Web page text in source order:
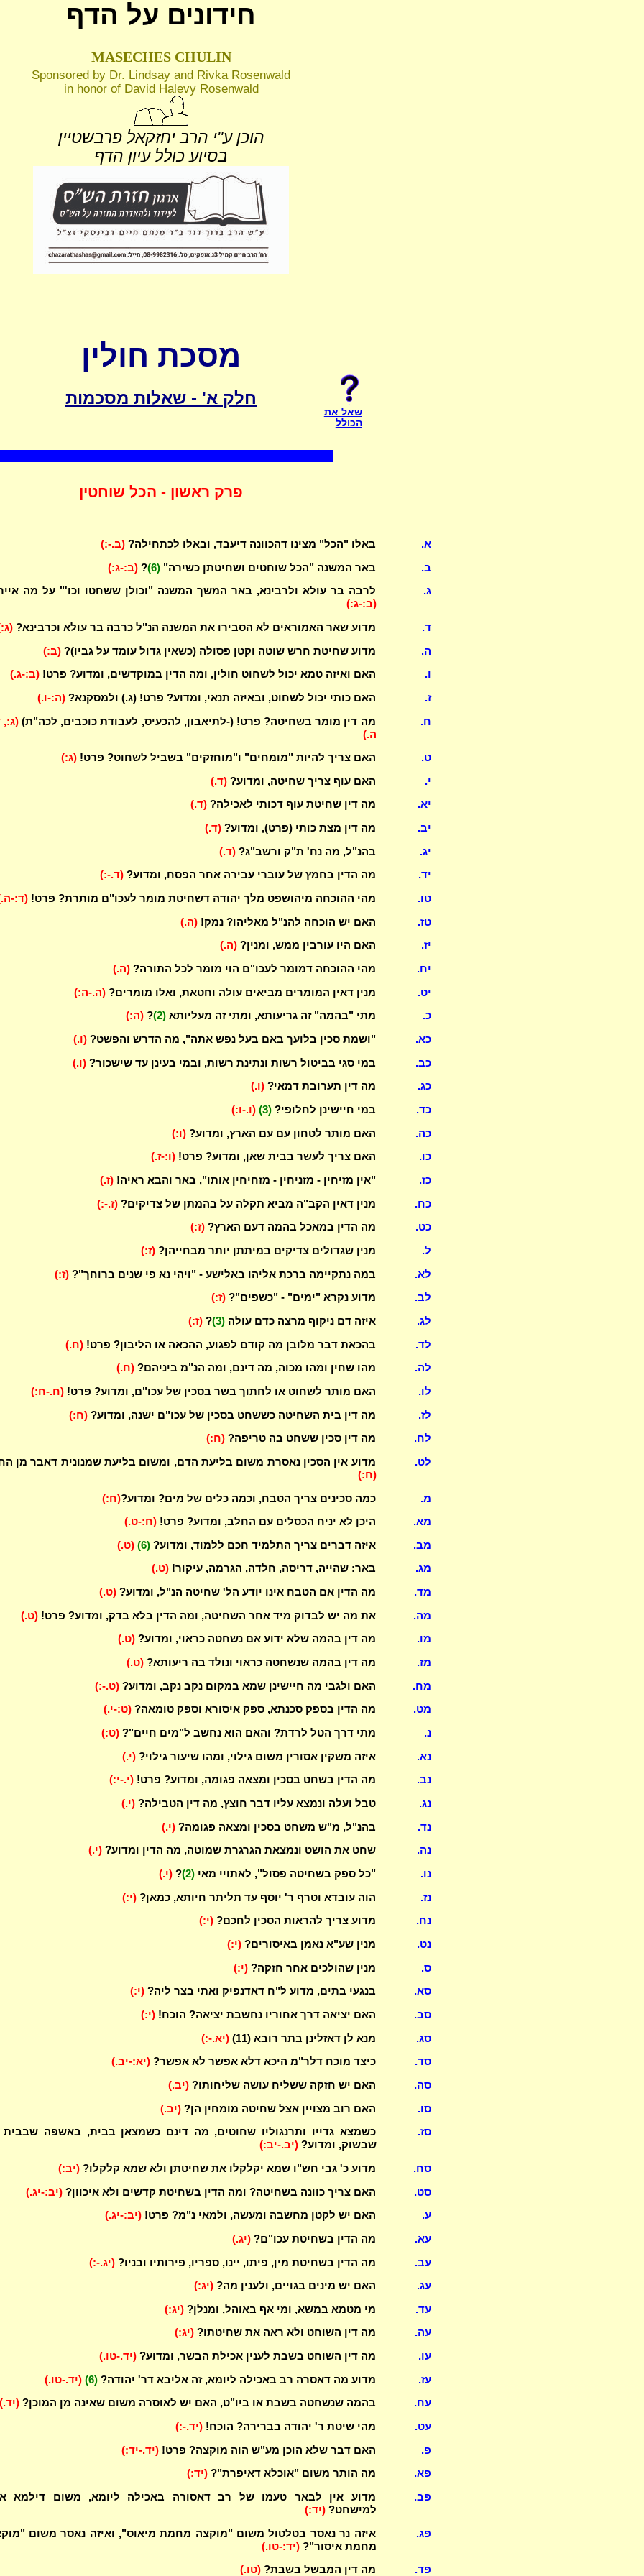
חידונים על הדף
MASECHES CHULIN
Sponsored by Dr. Lindsay and Rivka Rosenwald
in honor of David Halevy Rosenwald
הוכן ע"י הרב יחזקאל פרבשטיין
בסיוע כולל עיון הדף
מסכת חולין
חלק א' - שאלות מסכמות
שאל את
הכולל
פרק ראשון - הכל שוחטין
א. באלו "הכל" מצינו דהכוונה דיעבד, ובאלו לכתחילה?(ב.-:)
ב. באר המשנה "הכל שוחטים ושחיטתן כשירה"(6)
?(ב:-ג:)
ג.
לרבה בר עולא ולרבינא, באר המשך המשנה "וכולן ששחטו וכו'" על מה
(ב:-ג:)
ד. מדוע שאר האמוראים לא הסבירו את המשנה הנ"ל כרבה בר עולא וכרבינא?
ה. מדוע שחיטת חרש שוטה וקטן פסולה (כשאין גדול עומד על גביו)?(ב:)
ו. האם ואיזה טמא יכול לשחוט חולין, ומה הדין במוקדשים, ומדוע? פרט!(ב:-ג.)
ז. האם כותי יכול לשחוט, ובאיזה תנאי, ומדוע? פרט! (ג.) ולמסקנא?(ה:-ו.)
ח. מה דין מומר בשחיטה? פרט! (-לתיאבון, להכעיס, לעבודת כוכבים, לכה"ת)(ג:,
ה.)
ט. האם צריך להיות "מומחים" ו"מוחזקים" בשביל לשחוט? פרט!(ג:)
י. האם עוף צריך שחיטה, ומדוע?(ד.)
יא. מה דין שחיטת עוף דכותי לאכילה?(ד.)
יב. מה דין מצת כותי (פרט), ומדוע?(ד.)
יג. בהנ"ל, מה נח' ת"ק ורשב"ג?(ד.)
יד. מה הדין בחמץ של עוברי עבירה אחר הפסח, ומדוע?(ד.-:)
טו. מהי ההוכחה מיהושפט מלך יהודה דשחיטת מומר לעכו"ם מותרת? פרט!(ד:-
טז. האם יש הוכחה להנ"ל מאליהו? נמק!(ה.)
יז. האם היו עורבין ממש, ומנין?(ה.)
יח. מהי ההוכחה דמומר לעכו"ם הוי מומר לכל התורה?(ה.)
יט. מנין דאין המומרים מביאים עולה וחטאת, ואלו מומרים?(ה.-ה:)
כ. מתי "בהמה" זה גריעותא, ומתי זה מעליותא(2)
?(ה:)
כא. "ושמת סכין בלועך באם בעל נפש אתה", מה הדרש והפשט?(ו.)
כב. במי סגי בביטול רשות ונתינת רשות, ובמי בעינן עד שישכור?(ו.)
כג. מה דין תערובת דמאי?(ו.)
כד. במי חיישינן לחלופי?(3) (ו.-ו:)
כה. האם מותר לטחון עם עם הארץ, ומדוע?(ו:)
כו. האם צריך לעשר בבית שאן, ומדוע? פרט!(ו:-ז.)
כז. "אין מזיחין - מזניחין - מזחיחין אותו", באר והבא ראיה!(ז.)
כח. מנין דאין הקב"ה מביא תקלה על בהמתן של צדיקים?(ז.-:)
כט. מה הדין במאכל בהמה דעם הארץ?(ז:)
ל. מנין שגדולים צדיקים במיתתן יותר מבחייהן?(ז:)
לא. במה נתקיימה ברכת אליהו באלישע - "ויהי נא פי שנים ברוחך"?(ז:)
לב. מדוע נקרא "ימים" - "כשפים"?(ז:)
לג. איזה דם ניקוף מרצה כדם עולה(3)
?(ז:)
לד. בהכאת דבר מלובן מה קודם לפגוע, ההכאה או הליבון? פרט!(ח.)
לה. מהו שחין ומהו מכוה, מה דינם, ומה הנ"מ ביניהם?(ח.)
לו. האם מותר לשחוט או לחתוך בשר בסכין של עכו"ם, ומדוע? פרט!(ח.-ח:)
לז. מה דין בית השחיטה כששחט בסכין של עכו"ם ישנה, ומדוע?(ח:)
לח. מה דין סכין ששחט בה טריפה?(ח:)
לט.
מדוע אין הסכין נאסרת משום בליעת הדם, ומשום בליעת שמנונית דאבר מן
(ח:)
מ. כמה סכינים צריך הטבח, וכמה כלים של מים? ומדוע?(ח:)
מא. היכן לא יניח הכסלים עם החלב, ומדוע? פרט!(ח:-ט.)
מב. איזה דברים צריך התלמיד חכם ללמוד, ומדוע?(6) (ט.)
מג. באר: שהייה, דריסה, חלדה, הגרמה, עיקור!(ט.)
מד. מה הדין אם הטבח אינו יודע הל' שחיטה הנ"ל, ומדוע?(ט.)
מה. את מה יש לבדוק מיד אחר השחיטה, ומה הדין בלא בדק, ומדוע? פרט!(ט.)
מו. מה דין בהמה שלא ידוע אם נשחטה כראוי, ומדוע?(ט.)
מז. מה דין בהמה שנשחטה כראוי ונולד בה ריעותא?(ט.)
מח. האם ולגבי מה חיישינן שמא במקום נקב נקב, ומדוע?(ט.-:)
מט. מה הדין בספק סכנתא, ספק איסורא וספק טומאה?(ט:-י.)
נ. מתי דרך הטל לרדת? והאם הוא נחשב ל"מים חיים"?(ט:)
נא. איזה משקין אסורין משום גילוי, ומהו שיעור גילוי?(י.)
נב. מה הדין בשחט בסכין ומצאה פגומה, ומדוע? פרט!(י.-י:)
נג. טבל ועלה ונמצא עליו דבר חוצץ, מה דין הטבילה?(י.)
נד. בהנ"ל, מ"ש משחט בסכין ומצאה פגומה?(י.)
נה. שחט את הושט ונמצאת הגרגרת שמוטה, מה הדין ומדוע?(י.)
נו. "כל ספק בשחיטה פסול", לאתויי מאי(2)
?(י.)
נז. הוה עובדא וטרף ר' יוסף עד תליתר חיותא, כמאן?(י:)
נח. מדוע צריך להראות הסכין לחכם?(י:)
נט. מנין שע"א נאמן באיסורים?(י:)
ס. מנין שהולכים אחר חזקה?(י:)
סא. בנגעי בתים, מדוע ל"ח דאדנפיק ואתי בצר ליה?(י:)
סב. האם יציאה דרך אחוריו נחשבת יציאה? הוכח!(י:)
סג. מנא לן דאזלינן בתר רובא (11) (יא.-:)
סד. כיצד מוכח דלר"מ היכא דלא אפשר לא אפשר?(יא:-יב.)
סה. האם יש חזקה ששליח עושה שליחותו?(יב.)
סו. האם רוב מצויין אצל שחיטה מומחין הן?(יב.)
סז.
כשמצא גדייו ותרנגוליו שחוטים, מה דינם כשמצאן בבית, באשפה שבבית
שבשוק, ומדוע? (יב.-יב:)
סח. מדוע כ' גבי חש"ו שמא יקלקלו את שחיטתן ולא שמא קלקלו?(יב:)
סט. האם צריך כוונה בשחיטה? ומה הדין בשחיטת קדשים ולא איכוון?(יב:-יג.)
ע. האם יש לקטן מחשבה ומעשה, ולמאי נ"מ? פרט!(יב:-יג.)
עא. מה הדין בשחיטת עכו"ם?(יג.)
עב. מה הדין בשחיטת מין, פיתו, יינו, ספריו, פירותיו ובניו?(יג.-:)
עג. האם יש מינים בגויים, ולענין מה?(יג:)
עד. מי מטמא במשא, ומי אף באוהל, ומנלן?(יג:)
עה. מה דין השוחט ולא ראה את שחיטתו?(יג:)
עו. מה דין השוחט בשבת לענין אכילת הבשר, ומדוע?(יד.-טו.)
עז. מדוע מה דאסרה רב באכילה ליומא, זה אליבא דר' יהודה?(6) (יד.-טו.)
עח. בהמה שנשחטה בשבת או ביו"ט, האם יש לאוסרה משום שאינה מן המוכן?
עט. מהי שיטת ר' יהודה בברירה? הוכח!(יד.-:)
פ. האם דבר שלא הוכן מע"ש הוה מוקצה? פרט!(יד.-יד:)
פא. מה הותר משום "אוכלא דאיפרת"?(יד:)
פב.
מדוע אין לבאר טעמו של רב דאסורה באכילה ליומא, משום דילמא
למישחט? (יד:)
פג.
איזה נר נאסר בטלטול משום "מוקצה מחמת מיאוס", ואיזה נאסר משום
מחמת איסור"? (יד:-טו.)
פד. מה דין המבשל בשבת?(טו.)